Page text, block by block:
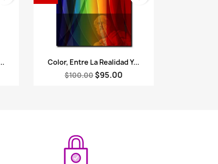
Vista rápida
Color, Entre La Realidad Y...
$100.00 $95.00